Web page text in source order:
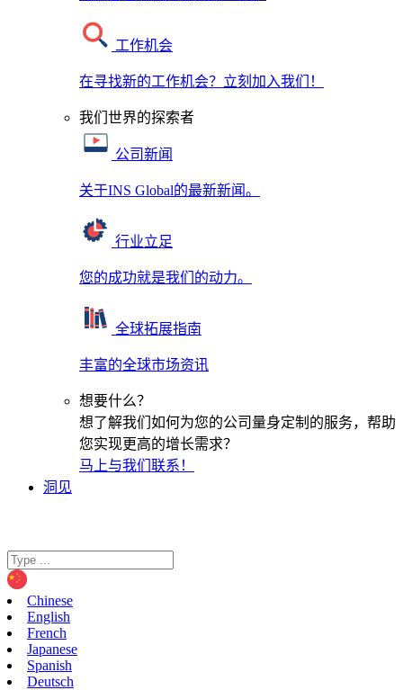
工作机会
在寻找新的工作机会？立刻加入我们！
我们世界的探索者
公司新闻
关于INS Global的最新新闻。
行业立足
您的成功就是我们的动力。
全球拓展指南
丰富的全球市场资讯
想要什么？
想了解我们如何为您的公司量身定制的服务，帮助
您实现更高的增长需求？
马上与我们联系！
洞见
Chinese
English
French
Japanese
Spanish
Deutsch